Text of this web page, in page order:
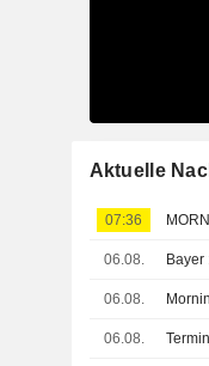
Aktuelle
07:36
06.08. Bayer
06.08.
06.08.